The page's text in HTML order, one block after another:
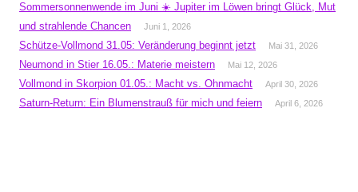
Sommersonnenwende im Juni ☀️ Jupiter im Löwen bringt Glück, Mut
und strahlende Chancen
Juni 1, 2026
Schütze-Vollmond 31.05: Veränderung beginnt jetzt Mai 31, 2026
Neumond in Stier 16.05.: Materie meistern Mai 12, 2026
Vollmond in Skorpion 01.05.: Macht vs. Ohnmacht April 30, 2026
Saturn-Return: Ein Blumenstrauß für mich und feiern April 6, 2026